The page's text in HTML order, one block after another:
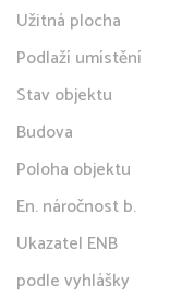
Užitná plocha
Podlaží umístění
Stav objektu
Budova
Poloha objektu
En. náročnost b.
Ukazatel ENB
podle vyhlášky